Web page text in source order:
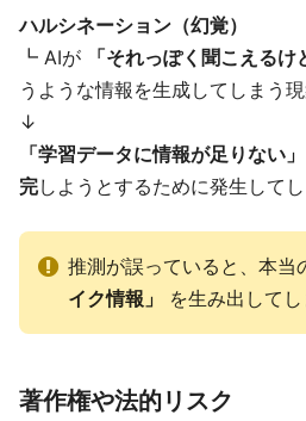
ハルシネーション（幻覚）
┗ AIが
「それっぽく聞こえるけ
うような情報を生成してしまう現
↓
「学習データに情報が足りない」
完しようとするために発生してし
推測が誤っていると、本当
イク情報」
を生み出してし
著作権や法的リスク